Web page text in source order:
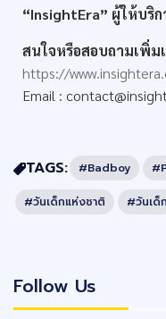
“InsightEra” ผู้ให้บริ
สนใจหรือสอบถามเพิ่ม
https://
Email :
TAGS: #Badboy
#วันเด็กแห่งชาติ #วันเด็
Follow Us